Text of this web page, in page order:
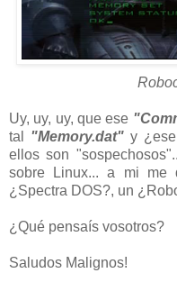
Uy, uy, uy, que ese
tal "Memory.dat" y
ellos son
sobre Linux... a mi me
¿Spectra DOS?, un
¿Qué pensaís vosotros?
Saludos Malignos!